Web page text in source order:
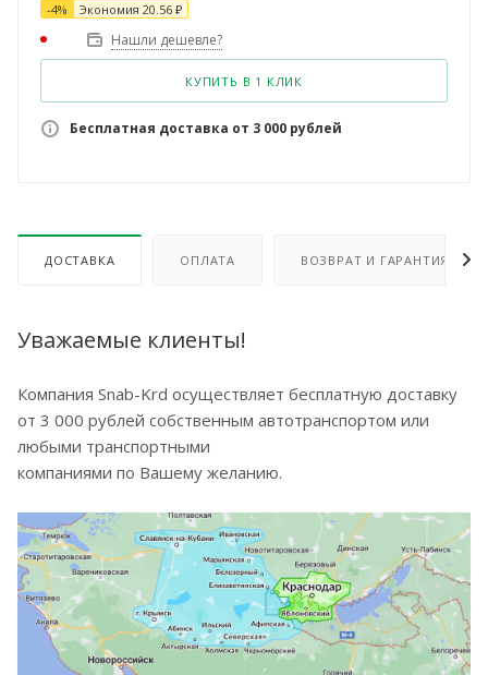
-4% Экономия 20.56 ₽
Нашли дешевле?
КУПИТЬ В 1 КЛИК
Бесплатная доставка от 3 000 рублей
ДОСТАВКА ОПЛАТА ВОЗВРАТ И ГАРАНТИЯ
Уважаемые клиенты!
Компания Snab-Krd осуществляет бесплатную доставку
от 3 000 рублей собственным автотранспортом или
любыми транспортными
компаниями по Вашему желанию.